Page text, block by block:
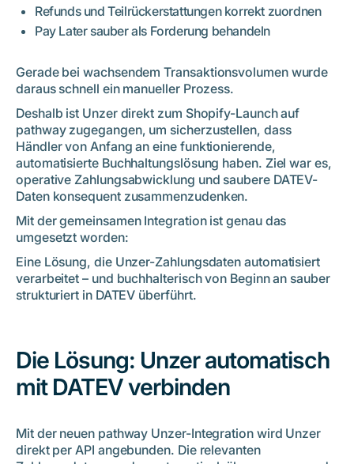
Refunds und Teilrückerstattungen korrekt zuordnen
Pay Later sauber als Forderung behandeln
Gerade bei wachsendem Transaktionsvolumen wurde
daraus schnell ein manueller Prozess.
Deshalb ist Unzer direkt zum Shopify-Launch auf
pathway zugegangen, um sicherzustellen, dass
Händler von Anfang an eine funktionierende,
automatisierte Buchhaltungslösung haben. Ziel war es,
operative Zahlungsabwicklung und saubere DATEV-
Daten konsequent zusammenzudenken.
Mit der gemeinsamen Integration ist genau das
umgesetzt worden:
Eine Lösung, die Unzer-Zahlungsdaten automatisiert
verarbeitet – und buchhalterisch von Beginn an sauber
strukturiert in DATEV überführt.
Die Lösung: Unzer automatisch
mit DATEV verbinden
Mit der neuen pathway Unzer-Integration wird Unzer
direkt per API angebunden. Die relevanten